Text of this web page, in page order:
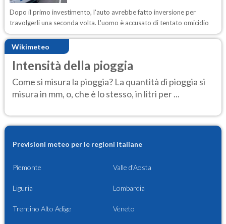
Dopo il primo investimento, l'auto avrebbe fatto inversione per
travolgerli una seconda volta. L'uomo è accusato di tentato omicidio
Wikimeteo
Intensità della pioggia
Come si misura la pioggia? La quantità di pioggia si
misura in mm, o, che è lo stesso, in litri per ...
Previsioni meteo per le regioni italiane
Piemonte Valle d'Aosta
Liguria Lombardia
Trentino Alto Adige Veneto